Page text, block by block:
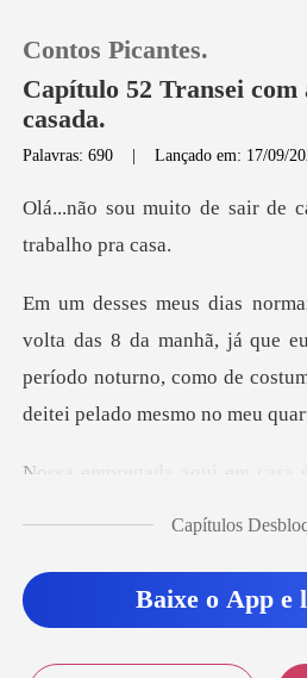
Loja
Histórico
Sair
Contos Picantes.
Capítulo 52 Transei com
casada.
Palavras: 690 |Lançado em: 17/09/
air de
anhã, já que
período noturno, como de cost
Capítulos
Baixe o App e